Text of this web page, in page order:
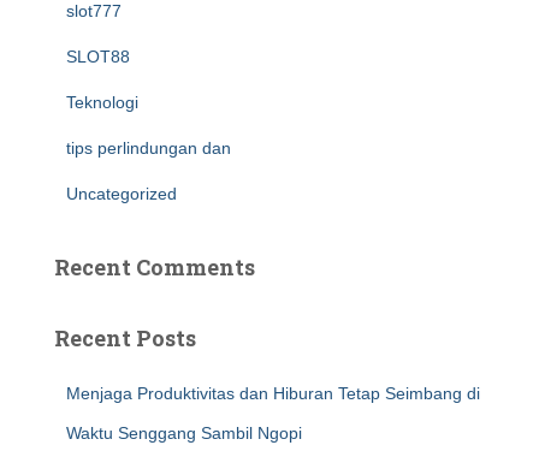
slot777
SLOT88
Teknologi
tips perlindungan dan
Uncategorized
Recent Comments
Recent Posts
Menjaga Produktivitas dan Hiburan Tetap Seimbang di
Waktu Senggang Sambil Ngopi